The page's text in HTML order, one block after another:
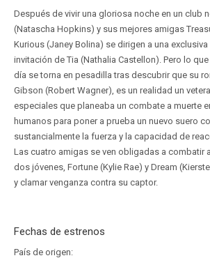
Después de vivir una gloriosa noche en un club
(Natascha Hopkins) y sus mejores amigas
Kurious (Janey Bolina) se dirigen a una
invitación de Tia (Nathalia Castellon). Pero lo
día se torna en pesadilla tras descubrir que su
Gibson (Robert Wagner), es un realidad un
especiales que planeaba un combate a muerte
humanos para poner a prueba un nuevo suero
sustancialmente la fuerza y la capacidad de
Las cuatro amigas se ven obligadas a combatir
dos jóvenes, Fortune (Kylie Rae) y Dream
y clamar venganza contra su captor.
Fechas de estrenos
País de origen: